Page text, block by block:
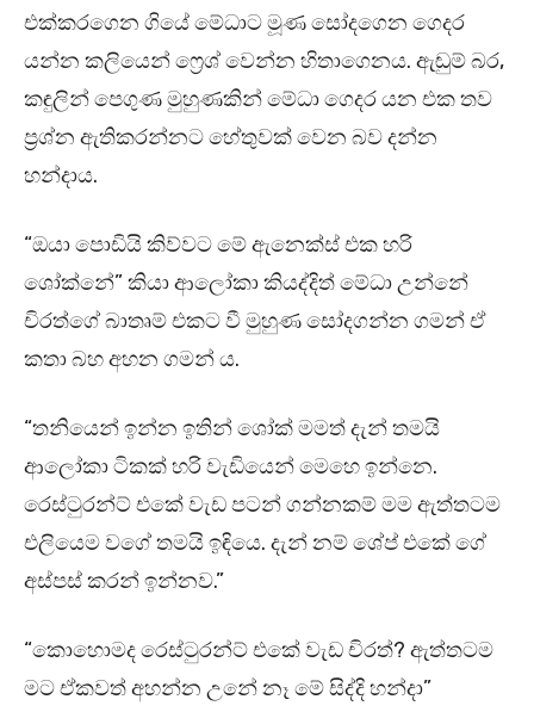
එක්කරගෙන ගියේ මේධාට මූණ සෝදගෙන ගෙදර
යන්න කලියෙන් ෆ්‍රෙශ් වෙන්න හිතාගෙනය. ඇඬුම් බර,
කඳුලින් පෙගුණ මුහුණකින් මේධා ගෙදර යන එක තව
ප්‍රශ්න ඇතිකරන්නට හේතුවක් වෙන බව දන්න
හන්දාය.
“ඔයා පොඩියි කිව්වට මේ ඇනෙක්ස් එක හරි
ශෝක්නේ” කියා ආලෝකා කියද්දිත් මේධා උන්නේ
චිරත්ගේ බාතෘම් එකට වී මුහුණ සෝදගන්න ගමන් ඒ
කතා බහ අහන ගමන් ය.
“තනියෙන් ඉන්න ඉතින් ශෝක් මමත් දැන් තමයි
ආලෝකා ටිකක් හරි වැඩියෙන් මෙහෙ ඉන්නෙ.
රෙස්ටුරන්ට් එකේ වැඩ පටන් ගන්නකම් මම ඇත්තටම
එලියෙම වගේ තමයි ඉඳියෙ. දැන් නම් ශේප් එකේ ගේ
අස්පස් කරන් ඉන්නව.”
“කොහොමද රෙස්ටුරන්ට් එකේ වැඩ චිරත්? ඇත්තටම
මට ඒකවත් අහන්න උනේ නෑ මේ සිද්දි හන්දා”